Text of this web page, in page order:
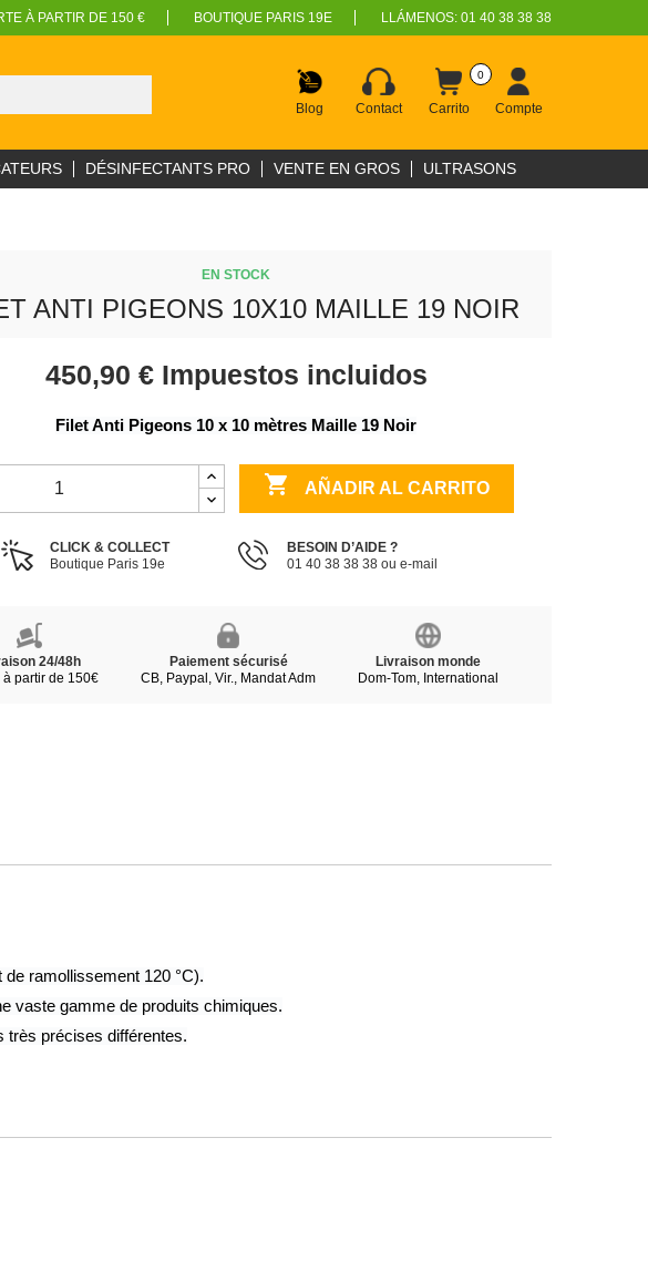
À PARTIR DE 150 € BOUTIQUE PARIS 19E LLÁMENOS: 01 40 38 38 38
Blog Contact Carrito
0
Compte
DÉSINFECTANTS PRO VENTE EN GROS ULTRASONS
EN STOCK
ANTI PIGEONS 10X10 MAILLE 19 NOIR
450,90 € Impuestos incluidos
Filet Anti Pigeons 10 x 10 mètres Maille 19 Noir
 AÑADIR AL CARRITO
CLICK & COLLECT
Boutique Paris 19e
BESOIN D’AIDE ?
01 40 38 38 38 ou e-mail
24/48h
à partir de 150€
Paiement sécurisé
CB, Paypal, Vir., Mandat Adm
Livraison monde
Dom-Tom, International
ramollissement 120 °C).
vaste gamme de produits chimiques.
très précises différentes.